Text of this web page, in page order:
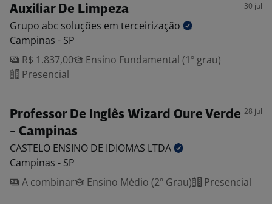
Auxiliar De Limpeza 30 jul
Grupo abc soluções em terceirização
Campinas - SP
R$ 1.837,00
Ensino Fundamental (1º grau)
Presencial
Professor De Inglês Wizard Oure Verde
- Campinas
28 jul
CASTELO ENSINO DE IDIOMAS LTDA
Campinas - SP
A combinar
Ensino Médio (2º Grau) Presencial